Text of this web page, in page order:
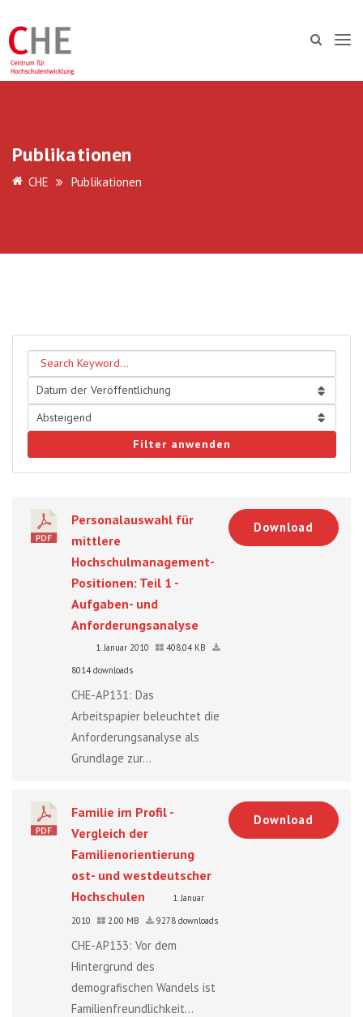
Publikationen
CHE Publikationen
Filter anwenden
Personalauswahl für
mittlere
Hochschulmanagement-
Positionen: Teil 1 -
Aufgaben- und
Anforderungsanalyse
1. Januar 2010
408.04 KB
8014 downloads
CHE-AP131: Das
Arbeitspapier beleuchtet die
Anforderungsanalyse als
Grundlage zur...
Download
Familie im Profil -
Vergleich der
Familienorientierung
ost- und westdeutscher
Hochschulen
1. Januar
2010
2.00 MB 9278 downloads
CHE-AP133: Vor dem
Hintergrund des
demografischen Wandels ist
Familienfreundlichkeit...
Download